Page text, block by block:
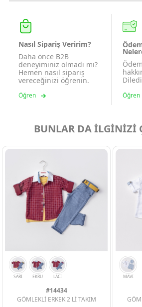
Nasıl Sipariş Veririm?
Daha önce B2B
deneyiminiz olmadı mı?
Hemen nasıl sipariş
vereceğinizi öğrenin.
Öğren Öğren
BUNLAR DA İLGİNİZİ
#14434
GÖMLEKLİ ERKEK 2 Lİ TAKIM